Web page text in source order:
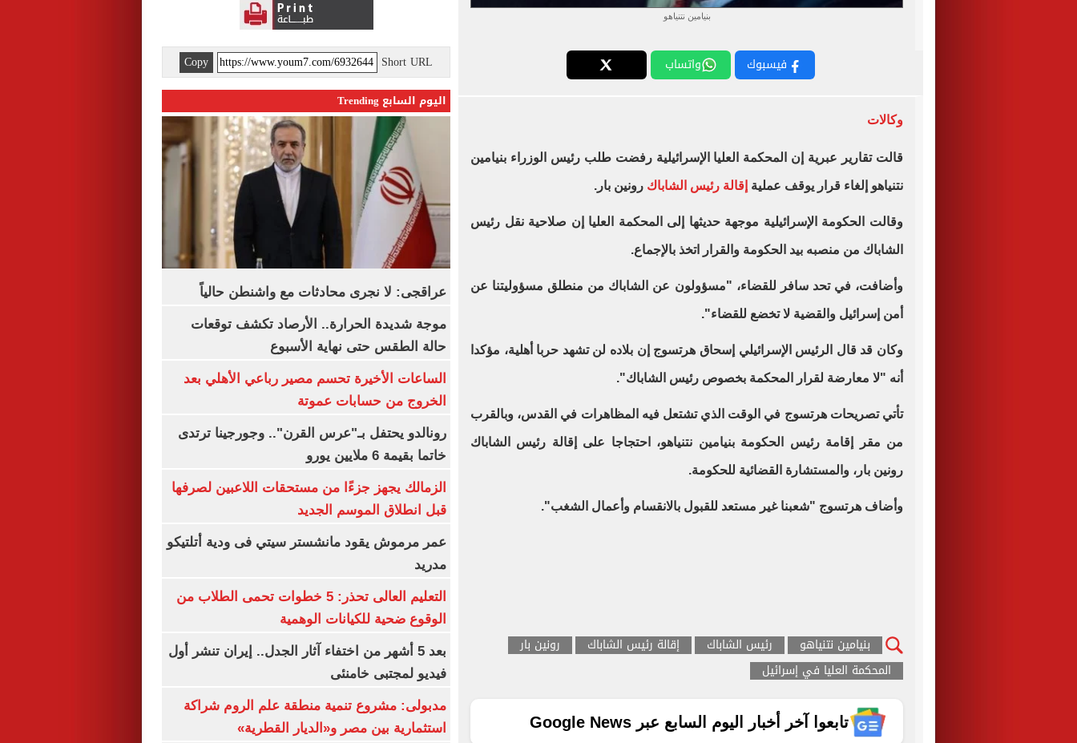
بنيامين نتنياهو
فيسبوك واتساب
وكالات
قالت تقارير عبرية إن المحكمة العليا الإسرائيلية رفضت طلب رئيس الوزراء بنيامين
نتنياهو إلغاء قرار يوقف عملية إقالة رئيس الشاباك رونين بار.
وقالت الحكومة الإسرائيلية موجهة حديثها إلى المحكمة العليا إن صلاحية نقل رئيس
الشاباك من منصبه بيد الحكومة والقرار اتخذ بالإجماع.
وأضافت، في تحد سافر للقضاء، "مسؤولون عن الشاباك من منطلق مسؤوليتنا عن
أمن إسرائيل والقضية لا تخضع للقضاء".
وكان قد قال الرئيس الإسرائيلي إسحاق هرتسوج إن بلاده لن تشهد حربا أهلية، مؤكدا
أنه "لا معارضة لقرار المحكمة بخصوص رئيس الشاباك".
تأتي تصريحات هرتسوج في الوقت الذي تشتعل فيه المظاهرات في القدس، وبالقرب
من مقر إقامة رئيس الحكومة بنيامين نتنياهو، احتجاجا على إقالة رئيس الشاباك
رونين بار، والمستشارة القضائية للحكومة.
وأضاف هرتسوج "شعبنا غير مستعد للقبول بالانقسام وأعمال الشغب".
بنيامين نتنياهو رئيس الشاباك إقالة رئيس الشاباك
رونين بار
المحكمة العليا في إسرائيل
تابعوا آخر أخبار اليوم السابع عبر Google News
Short URL
Copy
اليوم السابع Trending
عراقجى: لا نجرى محادثات مع واشنطن حالياً
موجة شديدة الحرارة.. الأرصاد تكشف توقعات
حالة الطقس حتى نهاية الأسبوع
الساعات الأخيرة تحسم مصير رباعي الأهلي بعد
الخروج من حسابات عموتة
رونالدو يحتفل بـ"عرس القرن".. وجورجينا ترتدى
خاتما بقيمة 6 ملايين يورو
الزمالك يجهز جزءًا من مستحقات اللاعبين لصرفها
قبل انطلاق الموسم الجديد
عمر مرموش يقود مانشستر سيتي فى ودية أتلتيكو
مدريد
التعليم العالى تحذر: 5 خطوات تحمى الطلاب من
الوقوع ضحية للكيانات الوهمية
بعد 5 أشهر من اختفاء آثار الجدل.. إيران تنشر أول
فيديو لمجتبى خامنئى
مدبولى: مشروع تنمية منطقة علم الروم شراكة
استثمارية بين مصر و«الديار القطرية»